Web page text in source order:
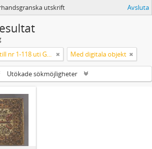
utskrift Avsluta
Koralbok: Melodierna till nr 1-118 uti Gamla Psalmboken, enstämmigt satta Med digitala objekt
Utökade sökmöjligheter